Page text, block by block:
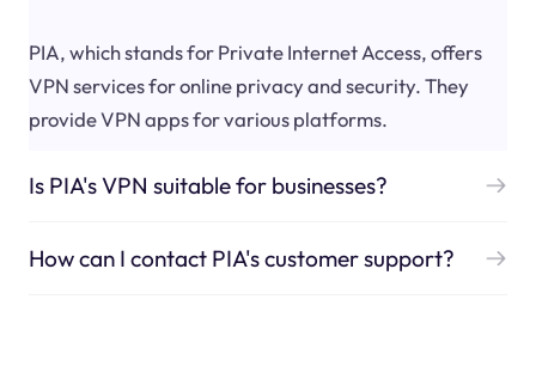
PIA, which stands for Private Internet Access, offers
VPN services for online privacy and security. They
provide VPN apps for various platforms.
Is PIA's VPN suitable for businesses?
How can I contact PIA's customer support?